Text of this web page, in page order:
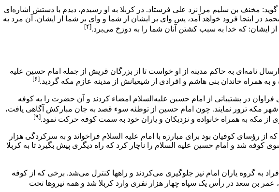
مخنف بن سليم مرا نزد على فرستاد. در كربلا به او رسيدم، ديدم با دستش اشاره‌‏اى
اينجا فرود خواهد آمد، پس واى بر ايشان از شما و واى بر شما از ايشان. آن مرد به
ايشان: كه خدا به سبب كشتن آنان شما را به دوزخ مى‌‏برد.[۴]
ارسال نامه‌ای به حاکم مدینه از او خواست تا از بزرگان قریش از جمله امام حسین علیه
همراه خاندان بنی هاشم و افرادی از شیعیانش از مدینه عازم مکه گردید.[۶]
فراوان در پشتیبانی از امام حسین علیه‌السلام امضاء کردند و آن حضرت را به کوفه
شهر مکه ترور نمایند. چون امام حسین از توطئه سوء قصد به جان مبارکش آگاهی یافت،
[۹]
که از رؤسای کوفیان بود برای مبارزه با امام علیه السلام فراخواند و به سرکردگی هزار
شد و امام حسین علیه السلام را ناچار کرد که راه دیگری پیش بگیرد تا به کربلا
به گروه ياران امام نيز جلوگيرى مى‌كردند و راهها كنترل مى‌شد. برخى كه از كوفه
عمر بن سعد در رأس یک سپاه چهار هزار نفری وارد کربلا شد و همه نیروها تحت